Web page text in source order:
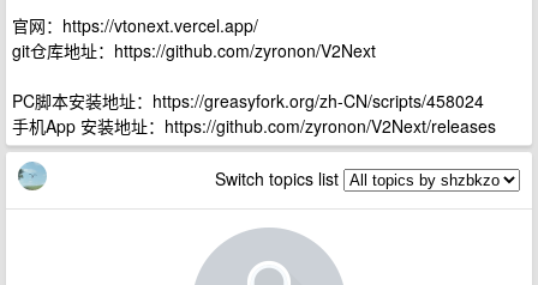
官网：https://vtonext.vercel.app/
git仓库地址：https://github.com/zyronon/V2Next
PC脚本安装地址：https://greasyfork.org/zh-CN/scripts/458024
手机App 安装地址：https://github.com/zyronon/V2Next/releases
Switch topics list